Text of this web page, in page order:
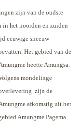
zijn van de oudste
in het noorden en zuiden
eeuwige sneeuw
Het gebied van de
heette Amungsa.
mondelinge
zijn de
afkomstig uit het
Amungme Pagema